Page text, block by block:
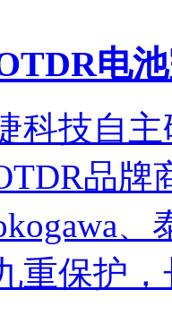
电
科技自
品牌
重保护，